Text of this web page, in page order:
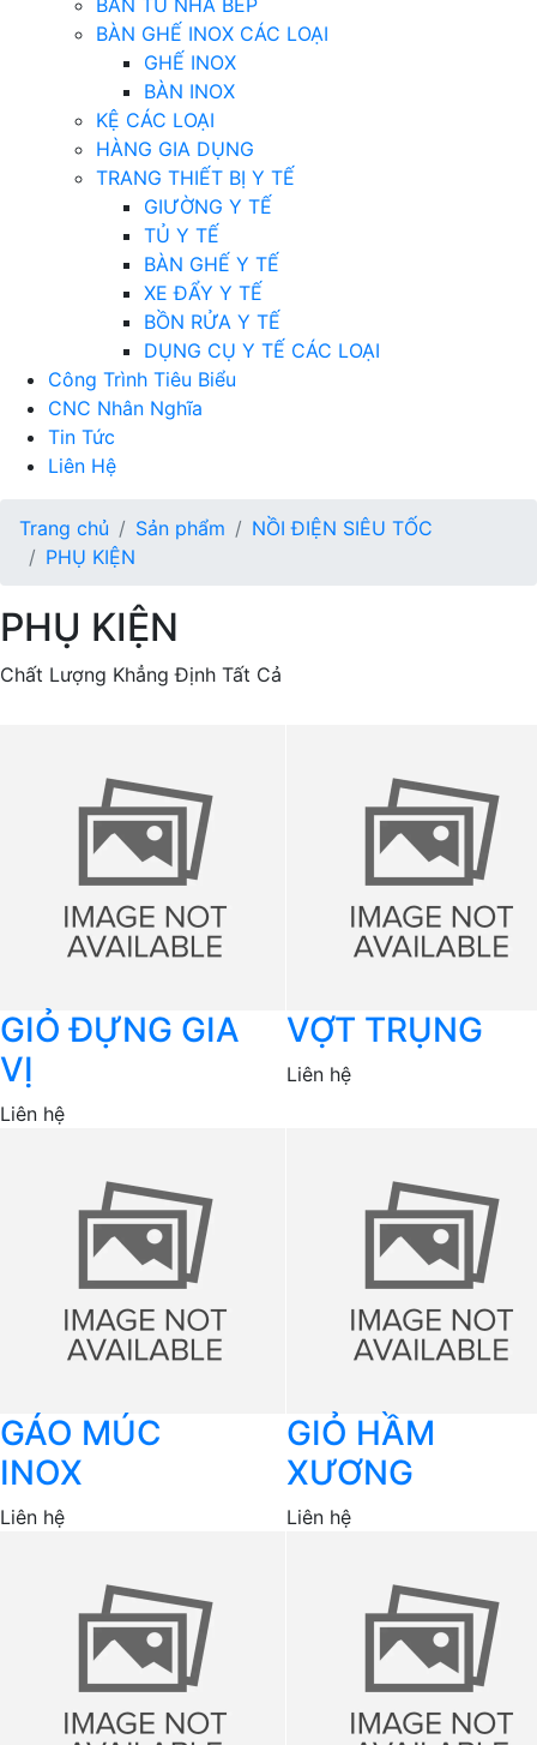
BÀN TỦ NHÀ BẾP
BÀN GHẾ INOX CÁC LOẠI
GHẾ INOX
BÀN INOX
KỆ CÁC LOẠI
HÀNG GIA DỤNG
TRANG THIẾT BỊ Y TẾ
GIƯỜNG Y TẾ
TỦ Y TẾ
BÀN GHẾ Y TẾ
XE ĐẨY Y TẾ
BỒN RỬA Y TẾ
DỤNG CỤ Y TẾ CÁC LOẠI
Công Trình Tiêu Biểu
CNC Nhân Nghĩa
Tin Tức
Liên Hệ
Trang chủ Sản phẩm
NỒI ĐIỆN SIÊU TỐC
PHỤ KIỆN
PHỤ KIỆN
Chất Lượng Khẳng Định Tất Cả
GIỎ ĐỰNG GIA
VỊ
Liên hệ
VỢT TRỤNG
Liên hệ
GÁO MÚC
INOX
Liên hệ
GIỎ HẦM
XƯƠNG
Liên hệ